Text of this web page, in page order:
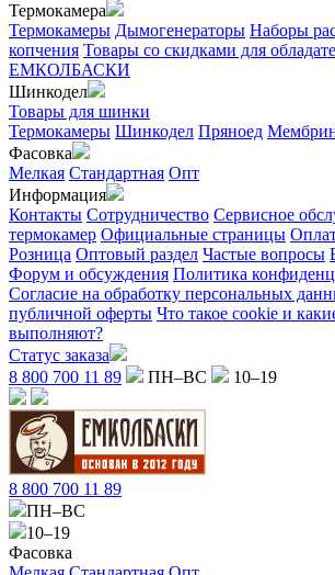
Термокамера
Термокамеры Дымогенераторы Наборы
копчения Товары со скидками для
ЕМКОЛБАСКИ
Шинкодел
Товары для шинки
Термокамеры Шинкодел Пряноед
Фасовка
Мелкая Стандартная Опт
Информация
Контакты Сотрудничество Сервисное
термокамер Официальные страницы
Розница Оптовый раздел Частые вопросы
Форум и обсуждения Политика
Согласие на обработку персональных
публичной оферты Что такое cookie и
выполняют?
Статус заказа
8 800 700 11 89
ПН–ВС 10–19
8 800 700 11 89
ПН–ВС
10–19
Фасовка